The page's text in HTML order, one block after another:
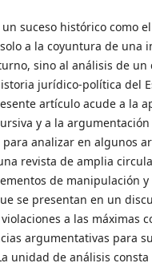
suceso histórico como
a la coyuntura de una
sino al análisis de un
jurídico-política del
artículo acude a la
y a la
para analizar en algunos
revista de amplia
de manipulación y
se presentan en un
a las máximas
argumentativas para
unidad de análisis